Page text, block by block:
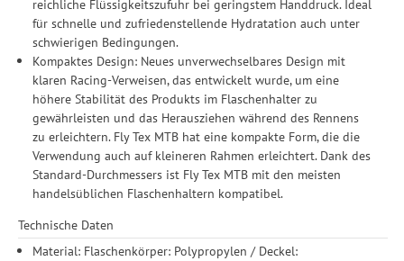
Informationen zu den einzelnen Funktionen, den Drittanbietern
und der Speicherdauer finden Sie unter Einstellungen. Diese
Einwilligung ist freiwillig, für die Nutzung unserer Website nicht
erforderlich und gilt, bis sie widerrufen wird. Sie können Ihre
Einwilligung unter Einstellungen lediglich für bestimmte
Drittanbieter erteilen und jederzeit für die Zukunft widerrufen.
reichliche Flüssigkeitszufuhr bei geringstem Handdruck. Ideal
für schnelle und zufriedenstellende Hydratation auch unter
schwierigen Bedingungen.
Kompaktes Design: Neues unverwechselbares Design mit
klaren Racing-Verweisen, das entwickelt wurde, um eine
höhere Stabilität des Produkts im Flaschenhalter zu
gewährleisten und das Herausziehen während des Rennens
zu erleichtern. Fly Tex MTB hat eine kompakte Form, die die
Verwendung auch auf kleineren Rahmen erleichtert. Dank des
Standard-Durchmessers ist Fly Tex MTB mit den meisten
handelsüblichen Flaschenhaltern kompatibel.
Technische Daten
Material: Flaschenkörper: Polypropylen / Deckel: